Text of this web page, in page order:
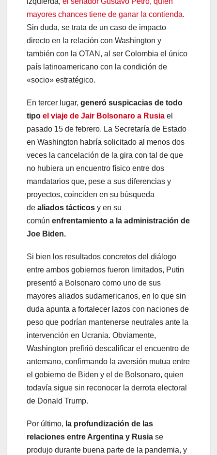
mayores chances tiene de ganar la contienda.
Sin duda, se trata de un caso de impacto
directo en la relación con Washington y
también con la OTAN, al ser Colombia el único
país latinoamericano con la condición de
«socio» estratégico.
En tercer lugar, generó suspicacias de todo
tipo el viaje de Jair Bolsonaro a Rusia el
pasado 15 de febrero. La Secretaría de Estado
en Washington habría solicitado al menos dos
veces la cancelación de la gira con tal de que
no hubiera un encuentro físico entre dos
mandatarios que, pese a sus diferencias y
proyectos, coinciden en su búsqueda
de aliados tácticos y en su
común enfrentamiento a la administración de
Joe Biden.
Si bien los resultados concretos del diálogo
entre ambos gobiernos fueron limitados, Putin
presentó a Bolsonaro como uno de sus
mayores aliados sudamericanos, en lo que sin
duda apunta a fortalecer lazos con naciones de
peso que podrían mantenerse neutrales ante la
intervención en Ucrania. Obviamente,
Washington prefirió descalificar el encuentro de
antemano, confirmando la aversión mutua entre
el gobierno de Biden y el de Bolsonaro, quien
todavía sigue sin reconocer la derrota electoral
de Donald Trump.
Por último, la profundización de las
relaciones entre Argentina y Rusia se
produjo durante buena parte de la pandemia, y